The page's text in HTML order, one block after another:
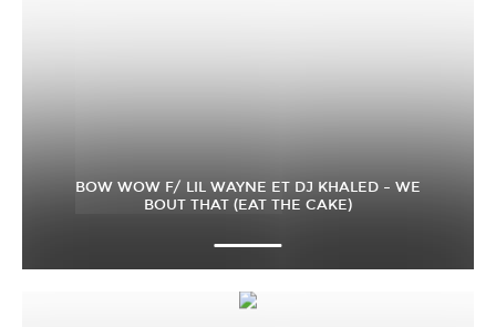
BOW WOW F/ LIL WAYNE ET DJ KHALED – WE
BOUT THAT (EAT THE CAKE)